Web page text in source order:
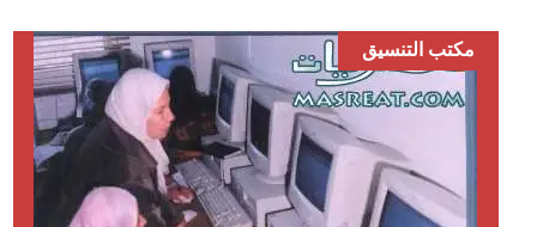
مكتب التنسيق